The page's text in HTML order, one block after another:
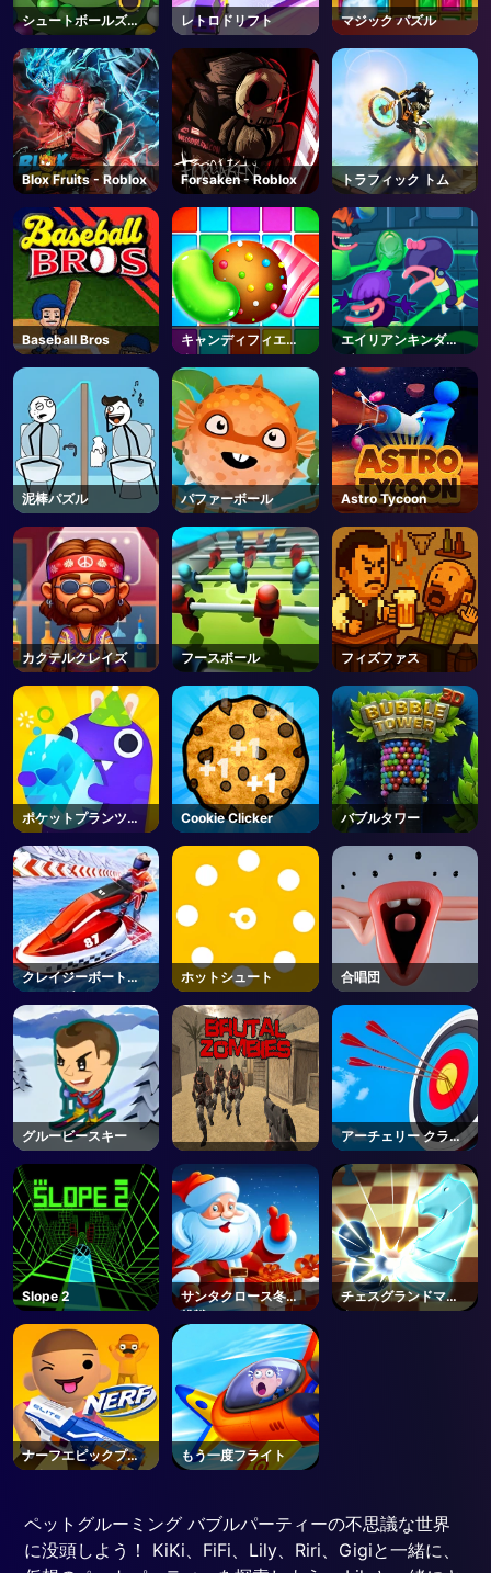
シュートボールズー
マ
レトロドリフト マジック パズル
Blox Fruits - Roblox Forsaken - Roblox トラフィック トム
Baseball Bros
キャンディフィエス
タ
エイリアンキンダー
ガーテン
泥棒パズル パファーボール Astro Tycoon
カクテルクレイズ フースボール フィズファス
ポケットプランツガ
ーデン
Cookie Clicker バブルタワー
クレイジーボートレ
ーシング
ホットシュート 合唱団
グルービースキー
アーチェリー クラブ
2
Slope 2
サンタクロース冬の
挑戦
チェスグランドマス
ター
ナーフエピックプラ
ンクス
もう一度フライト
ペットグルーミング バブルパーティーの不思議な世界
に没頭しよう！ KiKi、FiFi、Lily、Riri、Gigiと一緒に、